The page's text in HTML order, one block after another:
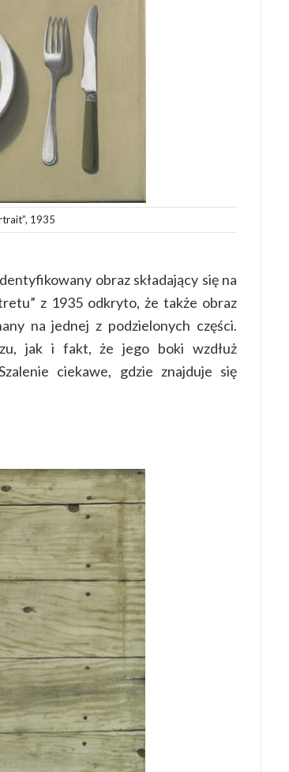
1935
obraz składający się na
z 1935 odkryto, że także obraz
na jednej z podzielonych części.
jak i fakt, że jego boki wzdłuż
ciekawe, gdzie znajduje się